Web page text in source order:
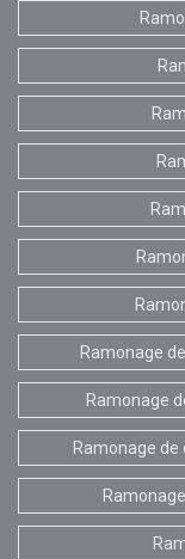
Ramonage
Ramonage
Ramonage